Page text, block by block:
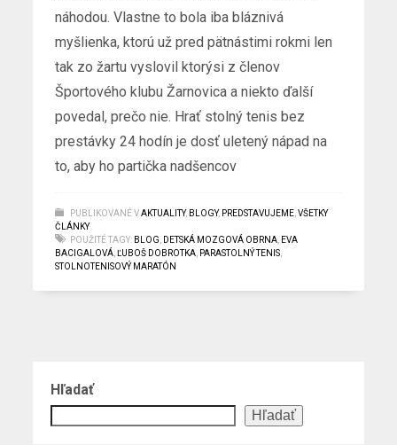
náhodou. Vlastne to bola iba bláznivá
myšlienka, ktorú už pred pätnástimi rokmi len
tak zo žartu vyslovil ktorýsi z členov
Športového klubu Žarnovica a niekto ďalší
povedal, prečo nie. Hrať stolný tenis bez
prestávky 24 hodín je dosť uletený nápad na
to, aby ho partička nadšencov
PUBLIKOVANÉ V AKTUALITY, BLOGY, PREDSTAVUJEME ,VŠETKY
ČLÁNKY
POUŽITÉ TAGY: BLOG DETSKÁ MOZGOVÁ OBRNA EVA
BACIGALOVÁ ,ĽUBOŠ DOBROTKA PARASTOLNÝ TENIS
STOLNOTENISOVÝ MARATÓN
Hľadať
Hľadať